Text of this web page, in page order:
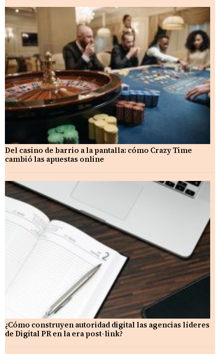
Del casino de barrio a la pantalla: cómo Crazy Time
cambió las apuestas online
¿Cómo construyen autoridad digital las agencias líderes
de Digital PR en la era post-link?